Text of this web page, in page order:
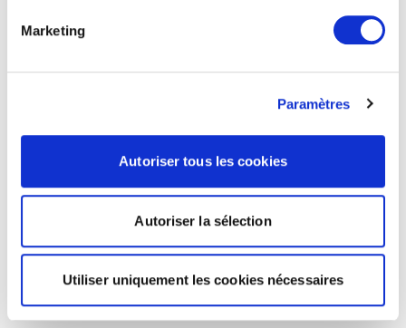
Marketing
Paramètres
Autoriser tous les cookies
Autoriser la sélection
Utiliser uniquement les cookies nécessaires